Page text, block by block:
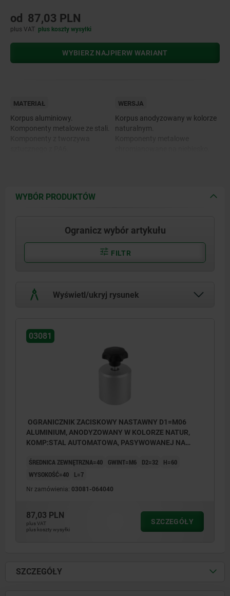
od 87,03 PLN
plus VAT plus koszty wysyłki
WYBIERZ NAJPIERW WARIANT
MATERIAŁ
Korpus aluminiowy.
Komponenty metalowe ze stali.
WERSJA
Korpus anodyzowany w kolorze
naturalnym.
WYBÓR PRODUKTÓW
Ogranicz wybór artykułu
FILTR
Wyświetl/ukryj rysunek
03081
OGRANICZNIK ZACISKOWY NASTAWNY D1=M06
ALUMINIUM, ANODYZOWANY W KOLORZE NATUR,
KOMP:STAL AUTOMATOWA, PASYWOWANEJ NA
ŚREDNICA ZEWNĘTRZNA=40 GWINT=M6 D2=32
H=60
WYSOKOŚĆ=40
L=7
Nr zamówienia: 03081-064040
87,03 PLN
plus VAT
plus koszty wysyłki
SZCZEGÓŁY
SZCZEGÓŁY